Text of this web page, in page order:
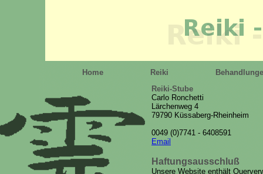
Home Reiki
Reiki-Stube
Carlo Ronchetti
Lärchenweg 4
79790 Küssaberg-Rheinheim
0049 (0)7741 - 6408591
Email
Haftungsausschluß
Unsere Website enthält